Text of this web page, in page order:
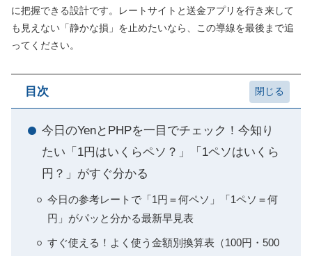
に把握できる設計です。レートサイトと送金アプリを行き来して
も見えない「静かな損」を止めたいなら、この導線を最後まで追
ってください。
目次
今日のYenとPHPを一目でチェック！今知り
たい「1円はいくらペソ？」「1ペソはいくら
円？」がすぐ分かる
今日の参考レートで「1円＝何ペソ」「1ペソ＝何
円」がパッと分かる最新早見表
すぐ使える！よく使う金額別換算表（100円・500